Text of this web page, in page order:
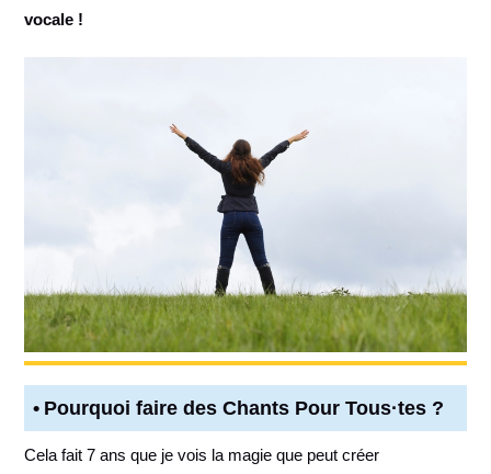
vocale !
Pourquoi faire des Chants Pour Tous·tes ?
Cela fait 7 ans que je vois la magie que peut créer